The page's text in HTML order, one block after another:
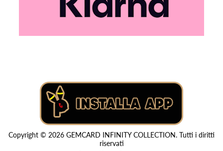
Copyright © 2026 GEMCARD INFINITY COLLECTION. Tutti i diritti
riservati